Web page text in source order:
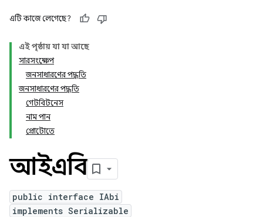
এটি কাজে লেগেছে?
এই পৃষ্ঠায় যা যা আছে
সারসংক্ষেপ
জনসাধারণের পদ্ধতি
জনসাধারণের পদ্ধতি
গেটবিটনেস
নাম পান
প্রোটোতে
আইএবি
public interface IAbi
implements Serializable